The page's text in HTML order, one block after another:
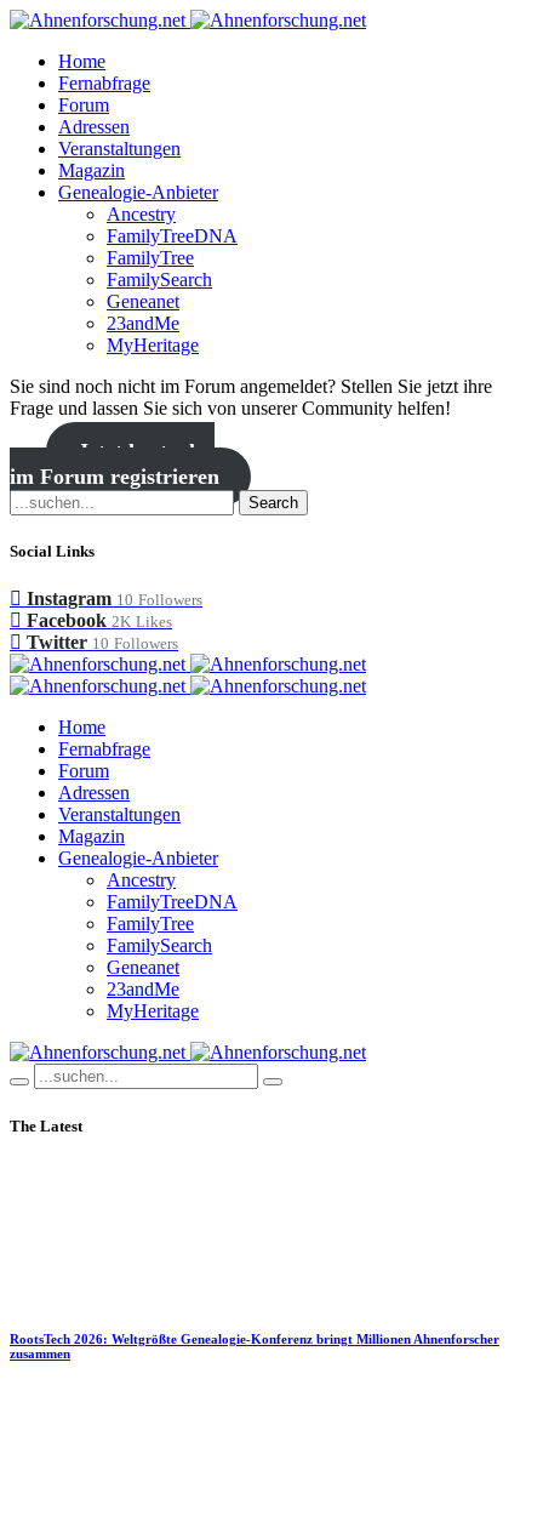
Home
Fernabfrage
Forum
Adressen
Veranstaltungen
Magazin
Genealogie-Anbieter
Ancestry
FamilyTreeDNA
FamilyTree
FamilySearch
Geneanet
23andMe
MyHeritage
Sie sind noch nicht im Forum angemeldet? Stellen Sie jetzt ihre
Frage und lassen Sie sich von unserer Community helfen!
Jetzt kostenlos
im Forum registrieren
Search
Social Links
Instagram 10 Followers
Facebook 2K Likes
Twitter 10 Followers
Home
Fernabfrage
Forum
Adressen
Veranstaltungen
Magazin
Genealogie-Anbieter
Ancestry
FamilyTreeDNA
FamilyTree
FamilySearch
Geneanet
23andMe
MyHeritage
The Latest
RootsTech 2026: Weltgrößte Genealogie-Konferenz bringt Millionen Ahnenforscher
zusammen